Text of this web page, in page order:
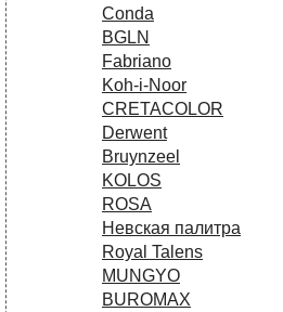
Conda
BGLN
Fabriano
Koh-i-Noor
CRETACOLOR
Derwent
Bruynzeel
KOLOS
ROSA
Невская палитра
Royal Talens
MUNGYO
BUROMAX